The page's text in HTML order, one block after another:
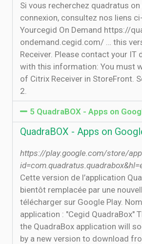
Si vous recherchez quadratus
connexion, consultez nos liens
Yourcegid On Demand https://
ondemand.cegid.com/ … this
Receiver. Please contact your IT
with this information: You must
of Citrix Receiver in StoreFront.
2.
5 QuadraBOX - Apps on
QuadraBOX - Apps on
https://play.google.com/store/
Cette version de l’application
bientôt remplacée par une
télécharger sur Google Play.
application : "Cegid QuadraBox"
the QuadraBox application will
by a new version to download